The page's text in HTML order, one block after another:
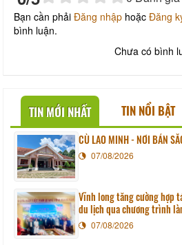
Bạn cần phải Đăng nhập hoặc Đăng
bình luận.
Chưa có bình
TIN MỚI NHẤT TIN NỔI BẬT
CÙ LAO MINH - NƠI BẢN
07/08/2026
Vĩnh long tăng cường hợp
du lịch qua chương trình
Sunchang (Hàn quốc)
07/08/2026